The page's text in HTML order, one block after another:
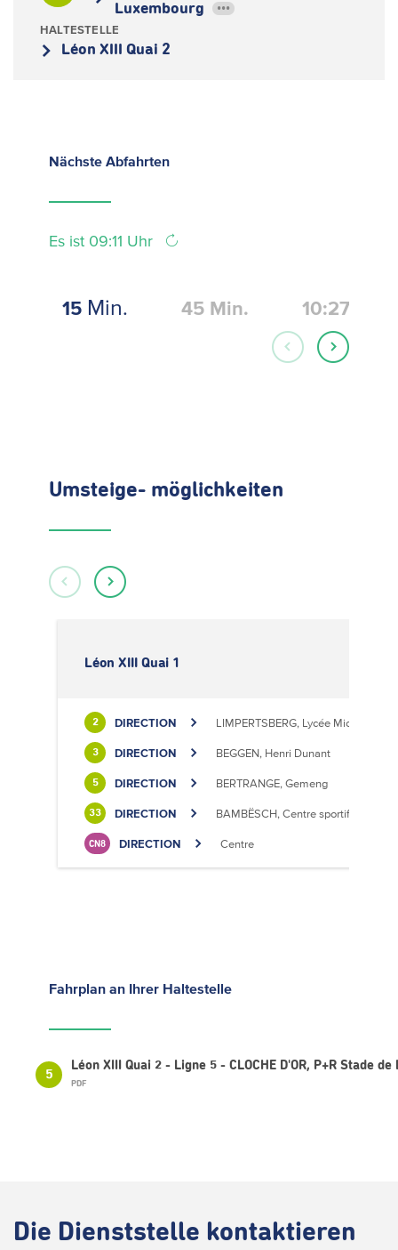
Luxembourg
•••
HALTESTELLE
Léon XIII Quai 2
Nächste Abfahrten
Es ist 09:11 Uhr
15 Min. 45 Min. 10:27
Umsteige- möglichkeiten
Léon XIII Quai 1
2 DIRECTION LIMPERTSBERG, Lycée Michel
3 DIRECTION BEGGEN, Henri Dunant
5 DIRECTION BERTRANGE, Gemeng
33 DIRECTION BAMBËSCH, Centre sportif
CN8 DIRECTION Centre
Fahrplan an Ihrer Haltestelle
5
Léon XIII Quai 2 - Ligne 5 - CLOCHE D'OR, P+R Stade
PDF
Die Dienststelle kontaktieren